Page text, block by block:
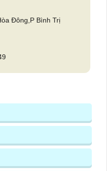
Đông,P Bình Trị